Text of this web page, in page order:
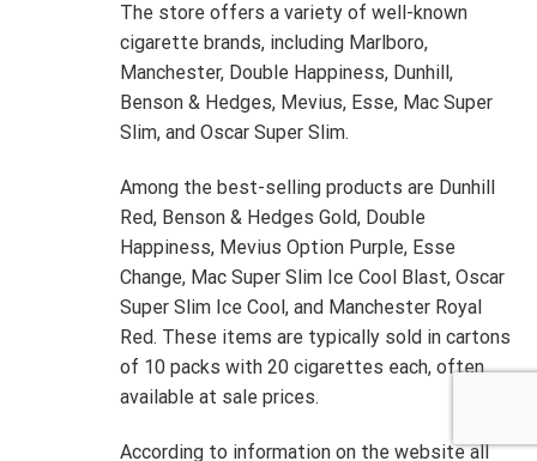
The store offers a variety of well-known
cigarette brands, including Marlboro,
Manchester, Double Happiness, Dunhill,
Benson & Hedges, Mevius, Esse, Mac Super
Slim, and Oscar Super Slim.
Among the best-selling products are Dunhill
Red, Benson & Hedges Gold, Double
Happiness, Mevius Option Purple, Esse
Change, Mac Super Slim Ice Cool Blast, Oscar
Super Slim Ice Cool, and Manchester Royal
Red. These items are typically sold in cartons
of 10 packs with 20 cigarettes each, often
available at sale prices.
According to information on the website all